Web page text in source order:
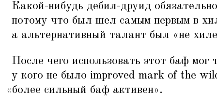
Какой-нибудь дебил-друид
потому что был шел самым первым в
а альтернативный талант был «не
После чего использовать этот баф мог
у кого не было improved mark of the
«более сильный баф активен».